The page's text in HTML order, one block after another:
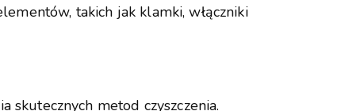
takich jak klamki, włączniki
metod czyszczenia.